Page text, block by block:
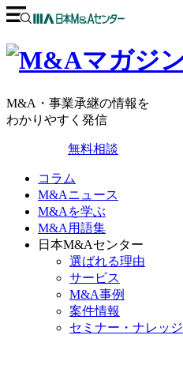
M&A・事業承継の情報を
わかりやすく発信
無料相談
コラム
M&Aニュース
M&Aを学ぶ
M&A用語集
日本M&Aセンター
選ばれる理由
サービス
M&A事例
案件情報
セミナー・ナレッジ